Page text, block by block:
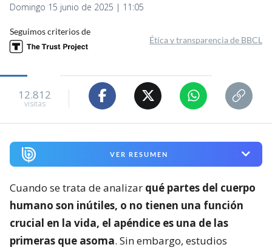
Domingo 15 junio de 2025 | 11:05
Seguimos criterios de
Ética y transparencia de BBCL
12.812
visitas
VER RESUMEN
Cuando se trata de analizar qué partes del cuerpo
humano son inútiles, o no tienen una función
crucial en la vida, el apéndice es una de las
primeras que asoma. Sin embargo, estudios